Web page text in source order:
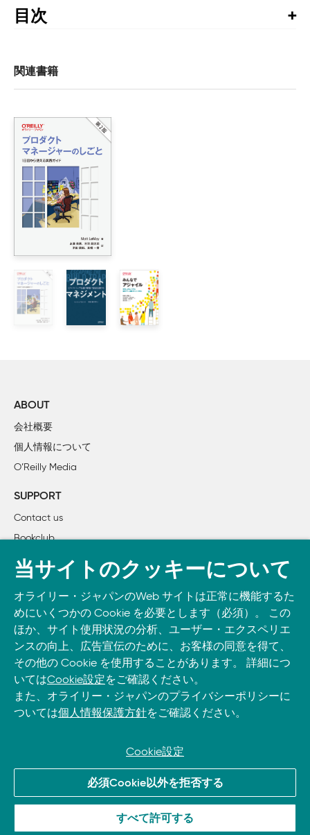
目次
第1章　組織
    1.1　アイリー、初日を迎える
        組織構造と主要なステークホルダーを判別する
        アイリー、主要なステークホルダーを特定する
    1.2　アイリー、誰がパワープレイヤーかを見極める
        パワープレイヤー
プロのヒント：上流ステークホルダーと下流ステーク
        パワープレイヤーとアラインメントを取る
アイリー、スパークスがパワープレイヤーだと見極め
    1.3　アイリー、意思決定を学ぶ
        アイリー、Helthexの意思決定文化を特定する
    1.4　アイリー、意思決定権を定める
        DACI意思決定モデル
第2章　人
    2.1　アイリー、ステークホルダーと話す
プロのヒント：ステークホルダーディスカバリーイン
        プロのヒント：部門ごとの典型的な指標
        個人の意思決定スタイル
        アイリー、個人の意思決定スタイルを追加する
2.3　アイリー、忙しいステークホルダーにアプローチす
        「アンミーティング」
        プロのヒント：アンミーティングの注意点
        アイリー、ついにスパークスとつながる
        まとめ
第3章　ラポール
    3.1　アイリー、もっと親しみやすくなろうとする
        親しみやすさ
        アイリー、つながりを築く
        アイリー、リスペクトを実践する
    3.3　アイリー、スパークスの視点に立とうとする
        共感
        アイリー、共感を示す
関連書籍
ABOUT
会社概要
個人情報について
O’Reilly Media
SUPPORT
Contact us
Bookclub
書籍注文
Take O’Reilly with you and learn anywhere, anytime on your
phone
and tablet.
© 2026, O’Reilly Japan, Inc. oreilly.co.jpに掲載されているすべて
のトレードマークおよび登録商標は、それぞれの所有者に帰属し
当サイトのクッキーについて
オライリー・ジャパンのWeb サイトは正常に機能するた
めにいくつかの Cookie を必要とします（必須）。 この
ほか、サイト使用状況の分析、ユーザー・エクスペリエ
ンスの向上、広告宣伝のために、お客様の同意を得て、
その他の Cookie を使用することがあります。 詳細につ
いてはCookie設定をご確認ください。
また、オライリー・ジャパンのプライバシーポリシーに
ついては個人情報保護方針をご確認ください。
Cookie設定
必須Cookie以外を拒否する
すべて許可する